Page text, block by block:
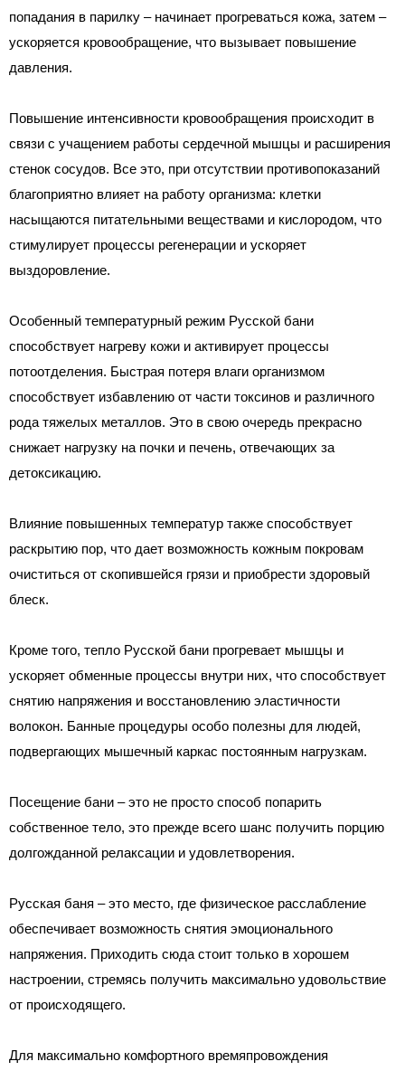
попадания в парилку – начинает прогреваться кожа, затем –
ускоряется кровообращение, что вызывает повышение
давления.
Повышение интенсивности кровообращения происходит в
связи с учащением работы сердечной мышцы и расширения
стенок сосудов. Все это, при отсутствии противопоказаний
благоприятно влияет на работу организма: клетки
насыщаются питательными веществами и кислородом, что
стимулирует процессы регенерации и ускоряет
выздоровление.
Особенный температурный режим Русской бани
способствует нагреву кожи и активирует процессы
потоотделения. Быстрая потеря влаги организмом
способствует избавлению от части токсинов и различного
рода тяжелых металлов. Это в свою очередь прекрасно
снижает нагрузку на почки и печень, отвечающих за
детоксикацию.
Влияние повышенных температур также способствует
раскрытию пор, что дает возможность кожным покровам
очиститься от скопившейся грязи и приобрести здоровый
блеск.
Кроме того, тепло Русской бани прогревает мышцы и
ускоряет обменные процессы внутри них, что способствует
снятию напряжения и восстановлению эластичности
волокон. Банные процедуры особо полезны для людей,
подвергающих мышечный каркас постоянным нагрузкам.
Посещение бани – это не просто способ попарить
собственное тело, это прежде всего шанс получить порцию
долгожданной релаксации и удовлетворения.
Русская баня – это место, где физическое расслабление
обеспечивает возможность снятия эмоционального
напряжения. Приходить сюда стоит только в хорошем
настроении, стремясь получить максимально удовольствие
от происходящего.
Для максимально комфортного времяпровождения